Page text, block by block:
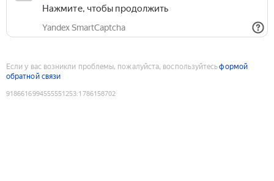
Нажмите, чтобы продолжить
Yandex SmartCaptcha
Если у вас возникли проблемы, пожалуйста, воспользуйтесьформой
обратной связи
9186616994555551253:1786158702